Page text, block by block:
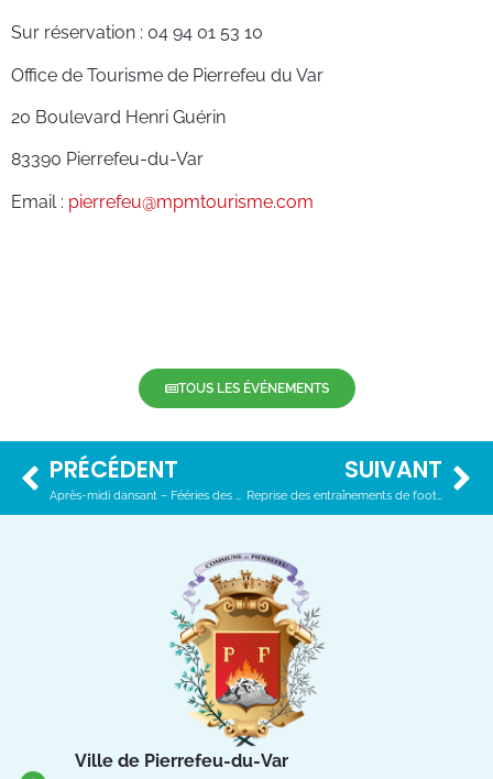
Sur réservation : 04 94 01 53 10
Office de Tourisme de Pierrefeu du Var
20 Boulevard Henri Guérin
83390 Pierrefeu-du-Var
Email : pierrefeu@mpmtourisme.com
TOUS LES ÉVÉNEMENTS
PRÉCÉDENT
Après-midi dansant – Fééries des seniors
SUIVANT
Reprise des entraînements de football
Ville de Pierrefeu-du-Var